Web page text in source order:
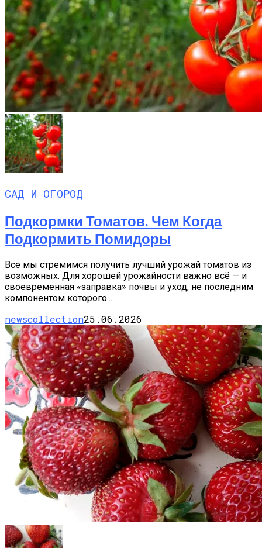
САД И ОГОРОД
Подкормки Томатов. Чем Когда
Подкормить Помидоры
Все мы стремимся получить лучший урожай томатов из
возможных. Для хорошей урожайности важно всё — и
своевременная «заправка» почвы и уход, не последним
компонентом которого...
newscollection25.06.2026